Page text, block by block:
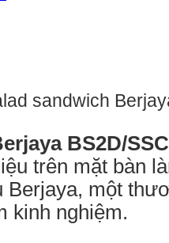
sandwich
BS2D/
trên mặt bàn
một
kinh nghiệm.